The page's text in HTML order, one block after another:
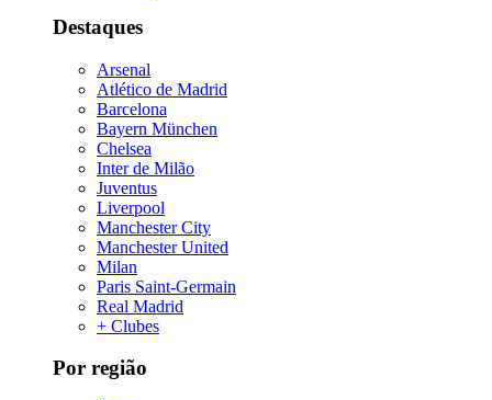
Destaques
Arsenal
Atlético de Madrid
Barcelona
Bayern München
Chelsea
Inter de Milão
Juventus
Liverpool
Manchester City
Manchester United
Milan
Paris Saint-Germain
Real Madrid
+ Clubes
Por região